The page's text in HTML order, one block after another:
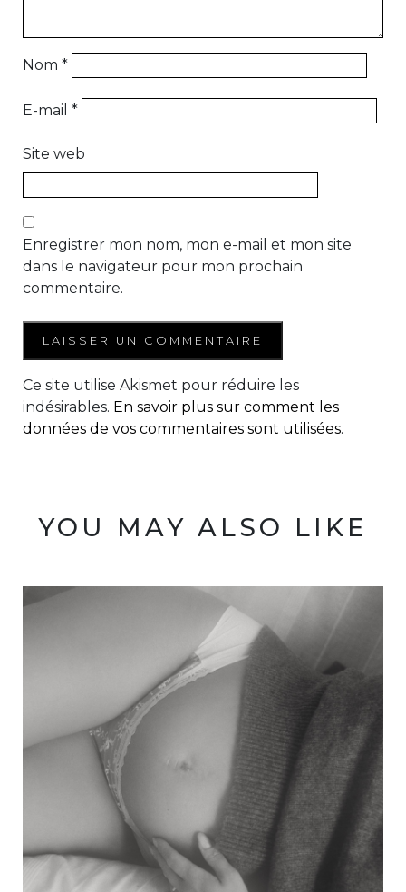
Nom *
E-mail *
Site web
Enregistrer mon nom, mon e-mail et mon site
dans le navigateur pour mon prochain
commentaire.
Ce site utilise Akismet pour réduire les
indésirables. En savoir plus sur comment les
données de vos commentaires sont utilisées.
YOU MAY ALSO LIKE